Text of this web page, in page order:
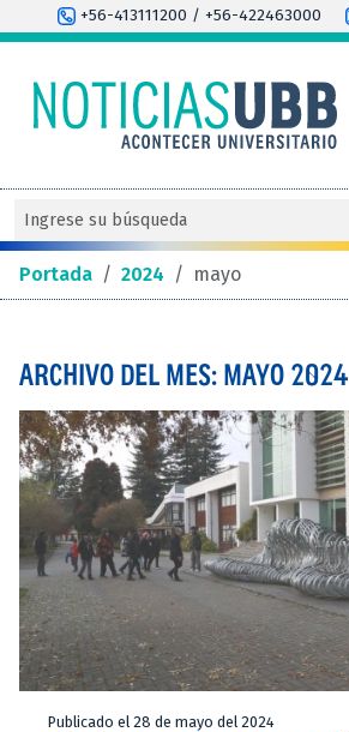
+56-413111200 / +56-422463000
Portada / 2024 / mayo
ARCHIVO DEL MES: MAYO 2024
Publicado el 28 de mayo del 2024